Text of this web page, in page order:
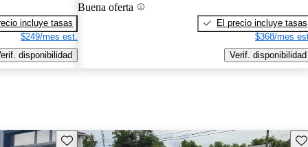
incluye tasas
$249/mes est.
disponibilidad
Buena oferta
El precio incluye tasas
$368/mes
Verif. disponibilidad
Guarda este Aviso